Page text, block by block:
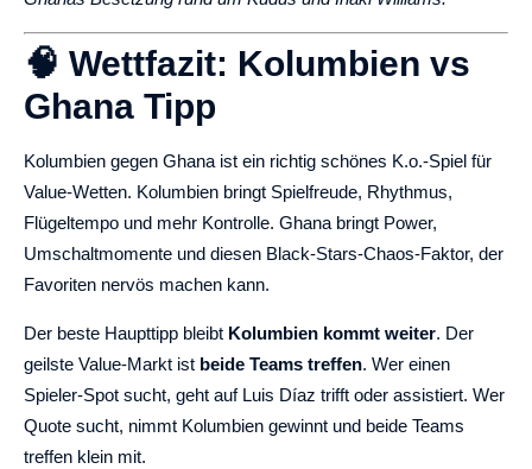
🧠 Wettfazit: Kolumbien vs
Ghana Tipp
Kolumbien gegen Ghana ist ein richtig schönes K.o.-Spiel für
Value-Wetten. Kolumbien bringt Spielfreude, Rhythmus,
Flügeltempo und mehr Kontrolle. Ghana bringt Power,
Umschaltmomente und diesen Black-Stars-Chaos-Faktor, der
Favoriten nervös machen kann.
Der beste Haupttipp bleibt Kolumbien kommt weiter. Der
geilste Value-Markt ist beide Teams treffen. Wer einen
Spieler-Spot sucht, geht auf Luis Díaz trifft oder assistiert. Wer
Quote sucht, nimmt Kolumbien gewinnt und beide Teams
treffen klein mit.